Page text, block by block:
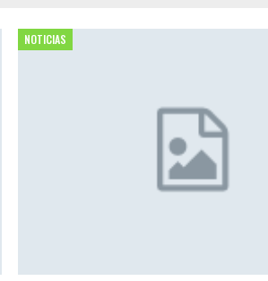
NOTICIAS